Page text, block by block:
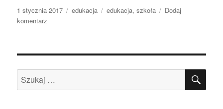
Data
publikacji
1 stycznia 2017 Kategorie
edukacja Tagi
edukacja,szkoła
Dodaj
komentarz
–
z
przyszłością
Szukaj: